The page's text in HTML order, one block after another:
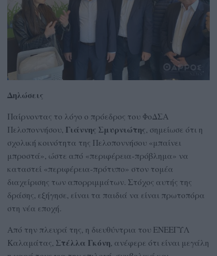
Δηλώσεις
Παίρνοντας το λόγο ο πρόεδρος του ΦοΔΣΑ
Πελοποννήσου, Γιάννης Σμυρνιώτης, σημείωσε ότι η
σχολική κοινότητα της Πελοποννήσου «μπαίνει
μπροστά», ώστε από «περιφέρεια-πρόβλημα» να
καταστεί «περιφέρεια-πρότυπο» στον τομέα
διαχείρισης των απορριμμάτων. Στόχος αυτής της
δράσης, εξήγησε, είναι τα παιδιά να είναι πρωτοπόρα
στη νέα εποχή.
Από την πλευρά της, η διευθύντρια του ΕΝΕΕΓΥΛ
Καλαμάτας, Στέλλα Γκόνη, ανέφερε ότι είναι μεγάλη